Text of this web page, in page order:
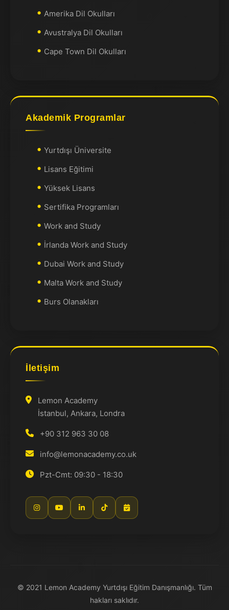
Amerika Dil Okulları
Avustralya Dil Okulları
Cape Town Dil Okulları
Akademik Programlar
Yurtdışı Üniversite
Lisans Eğitimi
Yüksek Lisans
Sertifika Programları
Work and Study
İrlanda Work and Study
Dubai Work and Study
Malta Work and Study
Burs Olanakları
İletişim
Lemon Academy
İstanbul, Ankara, Londra
+90 312 963 30 08
info@lemonacademy.co.uk
Pzt-Cmt: 09:30 - 18:30
© 2021 Lemon Academy Yurtdışı Eğitim Danışmanlığı. Tüm
hakları saklıdır.